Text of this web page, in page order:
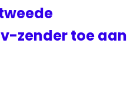
zender toe aan